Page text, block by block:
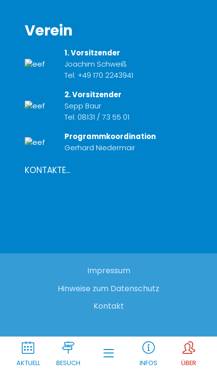
Verein
1. Vorsitzender
Joachim Schweiß
Tel: +49 170 2243941
2. Vorsitzender
Sepp Baur
Tel: 08131 / 73 55 01
Programmkoordination
Gerhard Niedermair
KONTAKTE...
Impressum
Hinweise zum Datenschutz
Kontakt
AKTUELL BESUCH INFOS ÜBER